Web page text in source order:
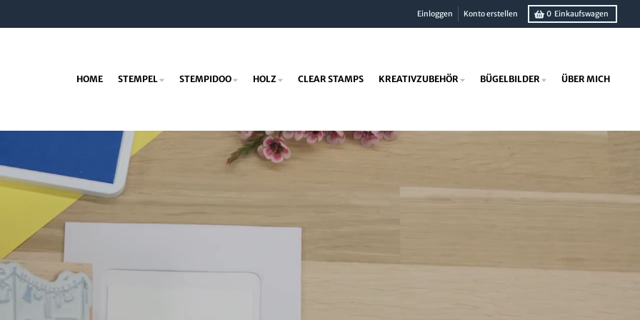
Einloggen Konto erstellen 0 Einkaufswagen
HOME STEMPEL STEMPIDOO HOLZ CLEAR STAMPS KREATIVZUBEHÖR BÜGELBILDER ÜBER MICH